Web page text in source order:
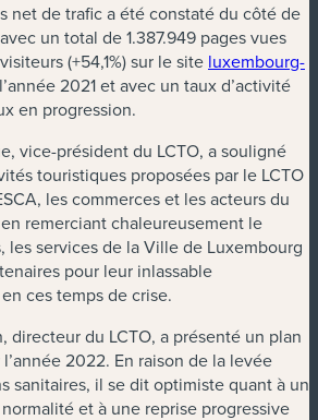
net de trafic a été constaté du côté de
un total de 1.387.949 pages vues
(+54,1%) sur le site luxembourg-
2021 et avec un taux d’activité
en progression.
vice-président du LCTO, a souligné
touristiques proposées par le LCTO
les commerces et les acteurs du
remerciant chaleureusement le
les services de la Ville de Luxembourg
pour leur inlassable
ces temps de crise.
directeur du LCTO, a présenté un plan
2022. En raison de la levée
sanitaires, il se dit optimiste quant à un
et à une reprise progressive